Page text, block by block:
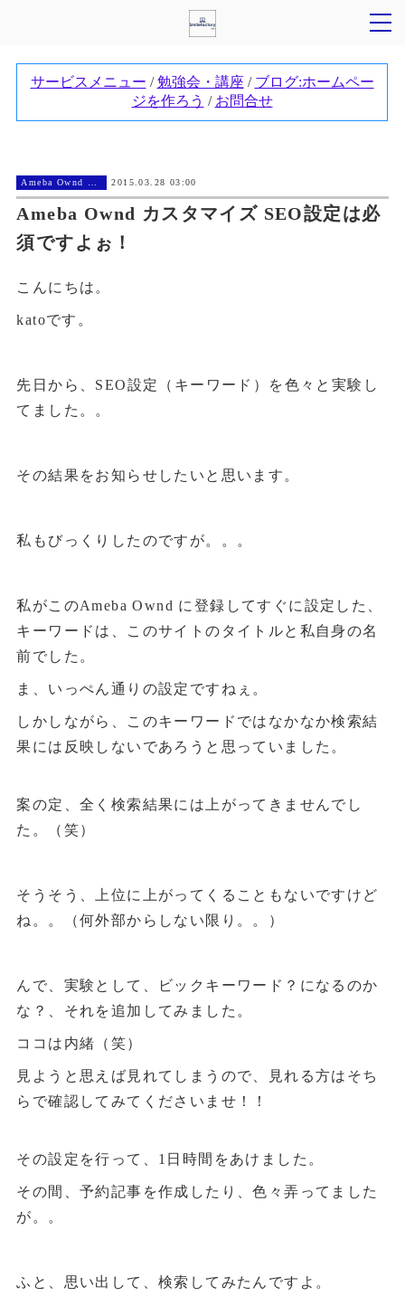
2015.03.28 03:00
Ameba Ownd カスタマイズ SEO設定は必
須ですよぉ！
こんにちは。
katoです。
先日から、SEO設定（キーワード）を色々と実験し
てました。。
その結果をお知らせしたいと思います。
私もびっくりしたのですが。。。
私がこのAmeba Ownd に登録してすぐに設定した、
キーワードは、このサイトのタイトルと私自身の名
前でした。
ま、いっぺん通りの設定ですねぇ。
しかしながら、このキーワードではなかなか検索結
果には反映しないであろうと思っていました。
案の定、全く検索結果には上がってきませんでし
た。（笑）
そうそう、上位に上がってくることもないですけど
ね。。（何外部からしない限り。。）
んで、実験として、ビックキーワード？になるのか
な？、それを追加してみました。
ココは内緒（笑）
見ようと思えば見れてしまうので、見れる方はそち
らで確認してみてくださいませ！！
その設定を行って、1日時間をあけました。
その間、予約記事を作成したり、色々弄ってました
が。。
ふと、思い出して、検索してみたんですよ。